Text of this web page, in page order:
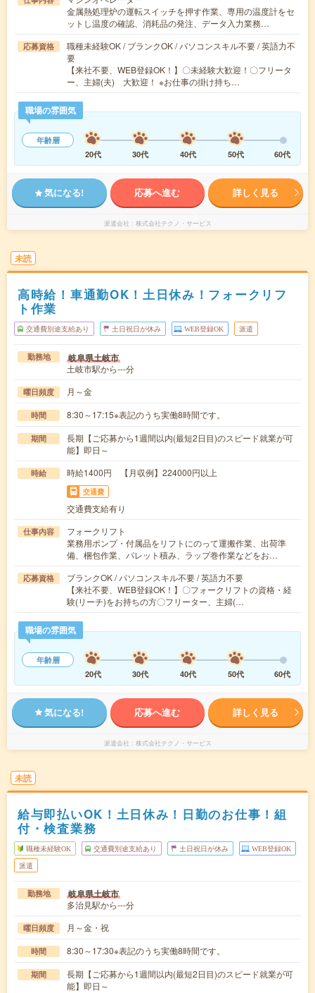
金属熱処理炉の運転スイッチを押す作業、専用の温度計をセ
ットし温度の確認、消耗品の発注、データ入力業務…
応募資格
職種未経験OK / ブランクOK / パソコンスキル不要 / 英語力不
要
【来社不要、WEB登録OK！】〇未経験大歓迎！〇フリータ
ー、主婦(夫) 大歓迎！ ※お仕事の掛け持ち…
職場の雰囲気
年齢層
20代
30代 40代 50代 60代
気になる! 応募へ進む 詳しく見る
派遣会社 株式会社テクノ・サービス
未読
高時給！車通勤OK！土日休み！フォークリフ
ト作業
交通費別途支給あり 土日祝日が休み WEB登録OK 派遣
勤務地 岐阜県土岐市
土岐市駅から---分
曜日頻度 月～金
時間 8:30～17:15※表記のうち実働8時間です。
期間
長期【ご応募から1週間以内(最短2日目)のスピード就業が可
能】即日～
時給 時給1400円 【月収例】224000円以上
交通費
交通費支給有り
仕事内容
フォークリフト
業務用ポンプ・付属品をリフトにのって運搬作業、出荷準
備、梱包作業、パレット積み、ラップ巻作業などをお…
応募資格
ブランクOK / パソコンスキル不要 / 英語力不要
【来社不要、WEB登録OK！】〇フォークリフトの資格・経
験(リーチ)をお持ちの方〇フリーター、主婦(…
職場の雰囲気
年齢層
20代
30代 40代 50代 60代
気になる! 応募へ進む 詳しく見る
派遣会社 株式会社テクノ・サービス
未読
給与即払いOK！土日休み！日勤のお仕事！組
付・検査業務
職種未経験OK 交通費別途支給あり 土日祝日が休み WEB登録OK
派遣
勤務地 岐阜県土岐市
多治見駅から---分
曜日頻度 月～金・祝
時間 8:30～17:30※表記のうち実働8時間です。
期間
長期【ご応募から1週間以内(最短2日目)のスピード就業が可
能】即日～